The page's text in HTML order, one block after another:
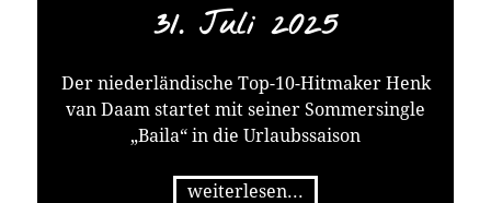
31. Juli 2025
Der niederländische Top-10-Hitmaker Henk
van Daam startet mit seiner Sommersingle
„Baila“ in die Urlaubssaison
weiterlesen...